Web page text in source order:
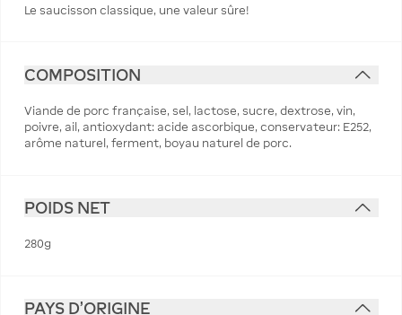
Le saucisson classique, une valeur sûre!
COMPOSITION
Viande de porc française, sel, lactose, sucre, dextrose, vin,
poivre, ail, antioxydant: acide ascorbique, conservateur: E252,
arôme naturel, ferment, boyau naturel de porc.
POIDS NET
280g
PAYS D'ORIGINE